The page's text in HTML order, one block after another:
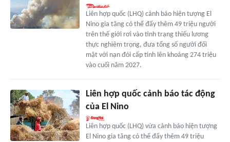
Liên hợp quốc (LHQ) cảnh báo hiện tượng El
Nino gia tăng có thể đẩy thêm 49 triệu người
trên thế giới rơi vào tình trạng thiếu lương
thực nghiêm trọng, đưa tổng số người đối
mặt với nạn đói cấp tính lên khoảng 274 triệu
vào cuối năm 2027.
Liên hợp quốc cảnh báo tác động
của El Nino
Liên hợp quốc (LHQ) vừa cảnh báo hiện tượng
El Nino gia tăng có thể đẩy thêm 49 triệu